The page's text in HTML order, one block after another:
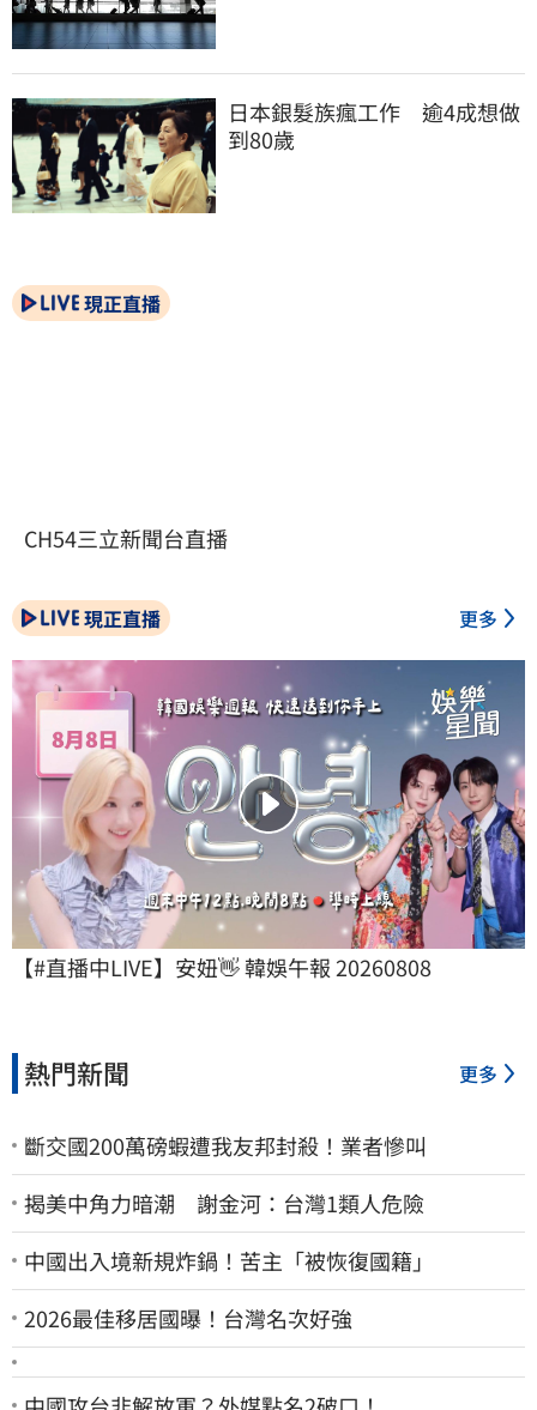
日本銀髮族瘋工作　逾4成想做
到80歲
現正直播
CH54三立新聞台直播
現正直播 更多
【#直播中LIVE】安妞👋 韓娛午報 20260808
熱門新聞 更多
斷交國200萬磅蝦遭我友邦封殺！業者慘叫
揭美中角力暗潮 謝金河：台灣1類人危險
中國出入境新規炸鍋！苦主「被恢復國籍」
2026最佳移居國曝！台灣名次好強